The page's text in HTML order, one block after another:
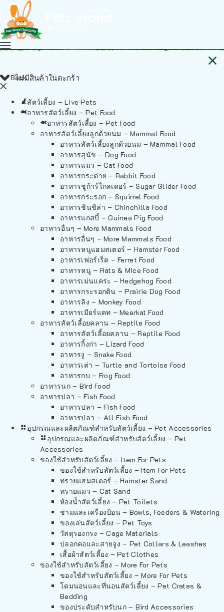
ไม่มีสินค้าในตะกร้า
Back
สัตว์เลี้ยง – Live Pets
อาหารสัตว์เลี้ยง – Pet Food
อาหารสัตว์เลี้ยง – Pet Food
อาหารสัตว์เลี้ยงลูกด้วยนม – Mammal Food
อาหารสัตว์เลี้ยงลูกด้วยนม – Mammal Food
อาหารสุนัข – Dog Food
อาหารแมว – Cat Food
อาหารกระต่าย – Rabbit Food
อาหารชูก้าร์ไกลเดอร์ – Sugar Glider Food
อาหารกระรอก – Squirrel Food
อาหารชินชิล่า – Chinchilla Food
อาหารแกสบี้ – Guinea Pig Food
อาหารอื่นๆ – More Mammals Food
อาหารอื่นๆ – More Mammals Food
อาหารหนูแฮมสเตอร์ – Hamster Food
อาหารเฟอร์เร็ต – Ferret Food
อาหารหนู – Rats & Mice Food
อาหารเม่นแคระ – Hedgehog Food
อาหารกระรอกดิน – Prairie Dog Food
อาหารลิง – Monkey Food
อาหารเมียร์แคท – Meerkat Food
อาหารสัตว์เลี้อยคลาน – Reptile Food
อาหารสัตว์เลี้อยคลาน – Reptile Food
อาหารกิ้งก่า – Lizard Food
อาหารงู – Snake Food
อาหารเต่า – Turtle and Tortoise Food
อาหารกบ – Frog Food
อาหารนก – Bird Food
อาหารปลา – Fish Food
อาหารปลา – Fish Food
อาหารปลา – All Fish Food
อุปกรณและผลิตภัณฑ์สำหรับสัตว์เลี้ยง – Pet Accessories
อุปกรณและผลิตภัณฑ์สำหรับสัตว์เลี้ยง – Pet
Accessories
ของใช้สำหรับสัตว์เลี้ยง – Item For Pets
ของใช้สำหรับสัตว์เลี้ยง – Item For Pets
ทรายแฮมสเตอร์ – Hamster Sand
ทรายแมว – Cat Sand
ห้องน้ำสัตว์เลี้ยง – Pet Toilets
ชามและเครื่องป้อน – Bowls, Feeders & Watering
ของเล่นสัตว์เลี้ยง – Pet Toys
วัสดุรองกรง – Cage Materials
ปลอกคอและสายจูง – Pet Collars & Leashes
เสื้อผ้าสัตว์เลี้ยง – Pet Clothes
ของใช้สำหรับสัตว์เลี้ยง – More For Pets
ของใช้สำหรับสัตว์เลี้ยง – More For Pets
โดมนอนและที่นอนสัตว์เลี้ยง – Pet Crates &
Bedding
ของประดับสำหรับนก – Bird Accessories